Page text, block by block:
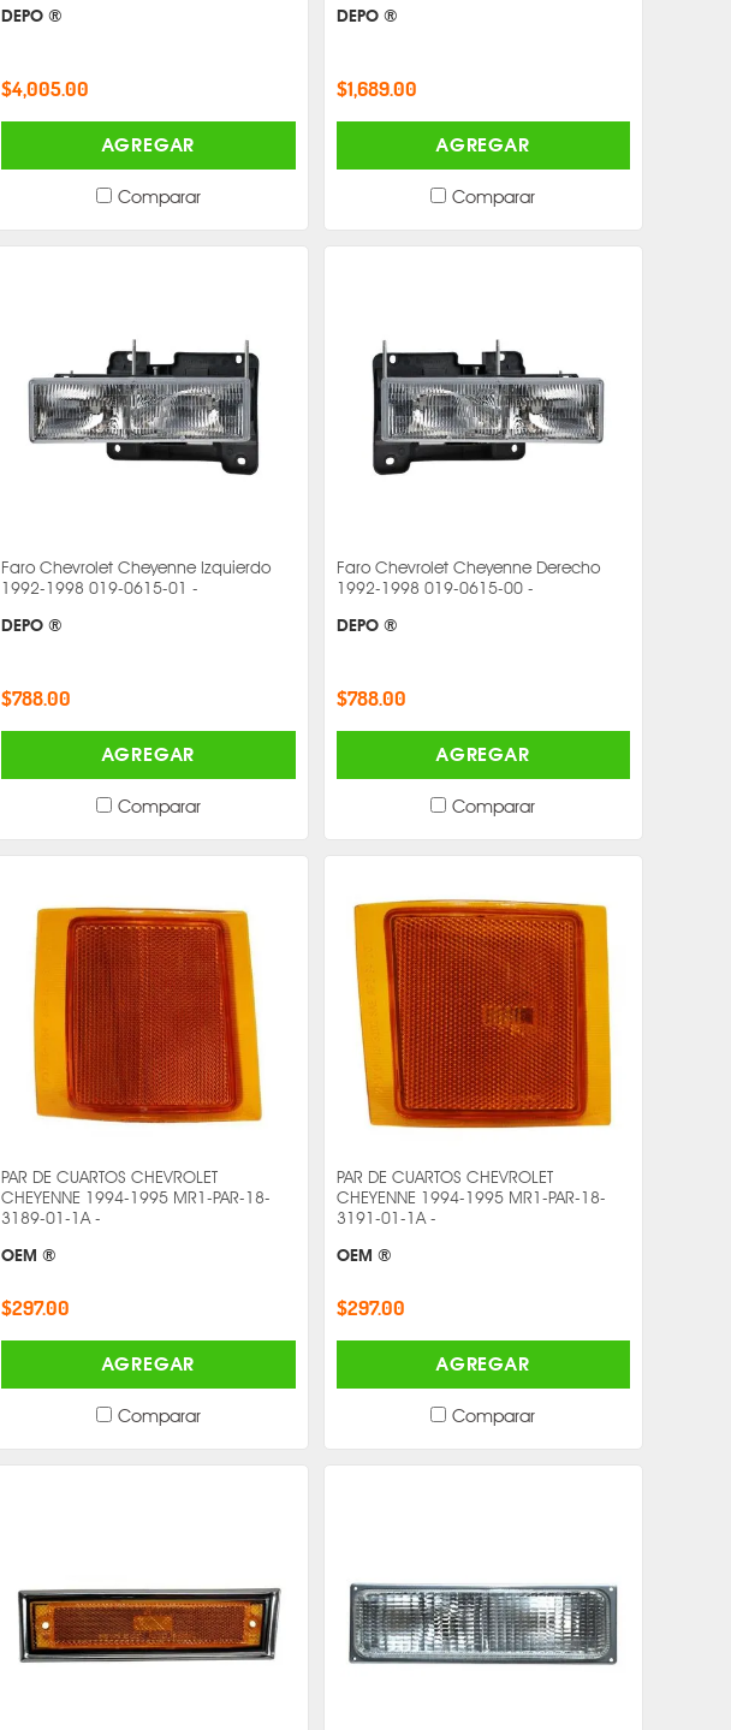
DEPO ®
$4,005.00
AGREGAR
Comparar
DEPO ®
$1,689.00
AGREGAR
Comparar
Faro Chevrolet Cheyenne Izquierdo
1992-1998 019-0615-01 -
DEPO ®
$788.00
AGREGAR
Comparar
Faro Chevrolet Cheyenne Derecho
1992-1998 019-0615-00 -
DEPO ®
$788.00
AGREGAR
Comparar
PAR DE CUARTOS CHEVROLET
CHEYENNE 1994-1995 MR1-PAR-18-
3189-01-1A -
OEM ®
$297.00
AGREGAR
Comparar
PAR DE CUARTOS CHEVROLET
CHEYENNE 1994-1995 MR1-PAR-18-
3191-01-1A -
OEM ®
$297.00
AGREGAR
Comparar